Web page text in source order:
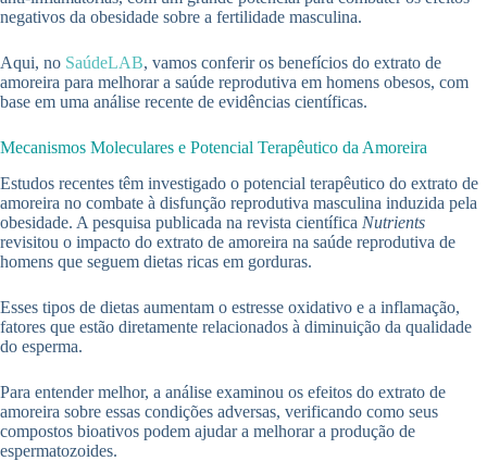
negativos da obesidade sobre a fertilidade masculina.
Aqui, no SaúdeLAB, vamos conferir os benefícios do extrato de
amoreira para melhorar a saúde reprodutiva em homens obesos, com
base em uma análise recente de evidências científicas.
Mecanismos Moleculares e Potencial Terapêutico da Amoreira
Estudos recentes têm investigado o potencial terapêutico do extrato de
amoreira no combate à disfunção reprodutiva masculina induzida pela
obesidade. A pesquisa publicada na revista científica Nutrients
revisitou o impacto do extrato de amoreira na saúde reprodutiva de
homens que seguem dietas ricas em gorduras.
Esses tipos de dietas aumentam o estresse oxidativo e a inflamação,
fatores que estão diretamente relacionados à diminuição da qualidade
do esperma.
Para entender melhor, a análise examinou os efeitos do extrato de
amoreira sobre essas condições adversas, verificando como seus
compostos bioativos podem ajudar a melhorar a produção de
espermatozoides.